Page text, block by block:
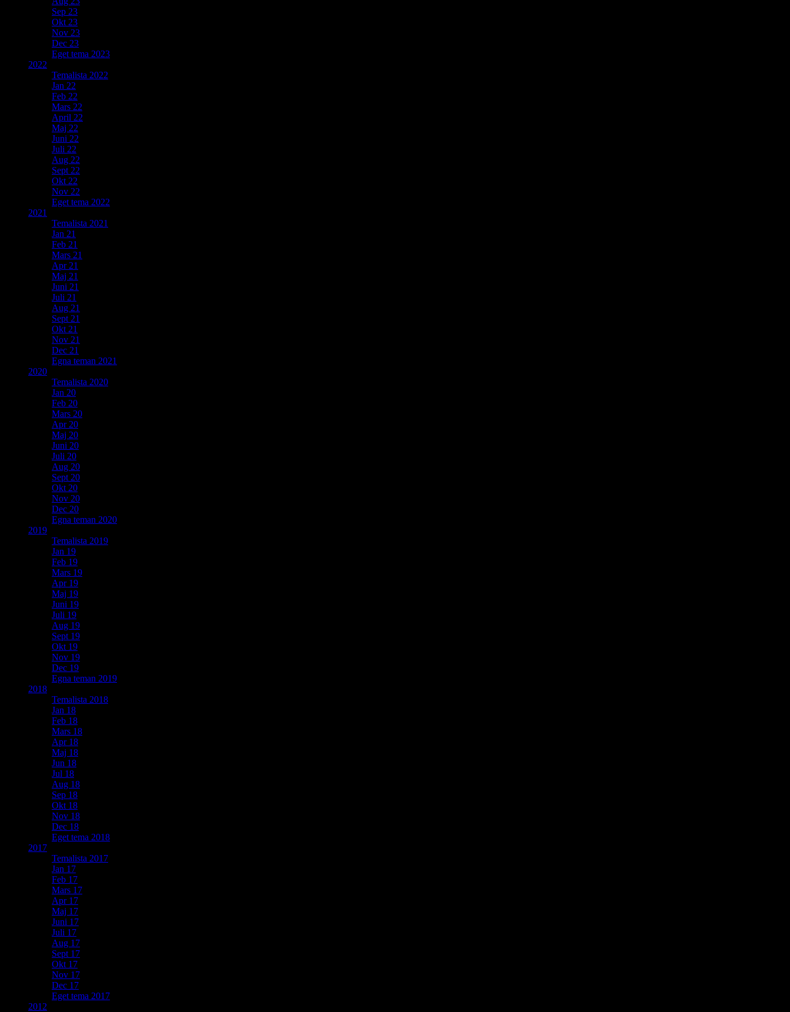
Sep 23
Okt 23
Nov 23
Dec 23
Eget tema 2023
2022
Temalista 2022
Jan 22
Feb 22
Mars 22
April 22
Maj 22
Juni 22
Juli 22
Aug 22
Sept 22
Okt 22
Nov 22
Eget tema 2022
2021
Temalista 2021
Jan 21
Feb 21
Mars 21
Apr 21
Maj 21
Juni 21
Juli 21
Aug 21
Sept 21
Okt 21
Nov 21
Dec 21
Egna teman 2021
2020
Temalista 2020
Jan 20
Feb 20
Mars 20
Apr 20
Maj 20
Juni 20
Juli 20
Aug 20
Sept 20
Okt 20
Nov 20
Dec 20
Egna teman 2020
2019
Temalista 2019
Jan 19
Feb 19
Mars 19
Apr 19
Maj 19
Juni 19
Juli 19
Aug 19
Sept 19
Okt 19
Nov 19
Dec 19
Egna teman 2019
2018
Temalista 2018
Jan 18
Feb 18
Mars 18
Apr 18
Maj 18
Jun 18
Jul 18
Aug 18
Sep 18
Okt 18
Nov 18
Dec 18
Eget tema 2018
2017
Temalista 2017
Jan 17
Feb 17
Mars 17
Apr 17
Maj 17
Juni 17
Juli 17
Aug 17
Sept 17
Okt 17
Nov 17
Dec 17
Eget tema 2017
2012